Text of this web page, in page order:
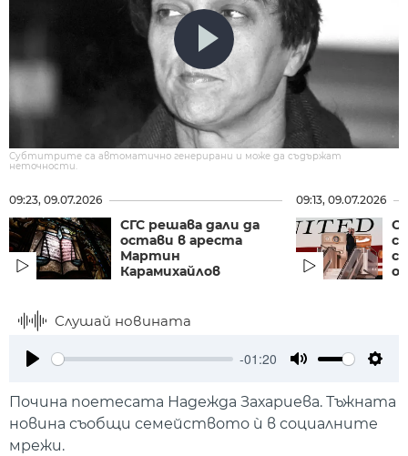
Субтитрите са автоматично генерирани и може да съдържат
неточности.
09:23, 09.07.2026
СГС решава дали да
остави в ареста
Мартин
Карамихайлов
09:13, 09.07.2026
Слушай новината
-01:20
Почина поетесата Надежда Захариева. Тъжната
новина съобщи семейството ѝ в социалните
мрежи.